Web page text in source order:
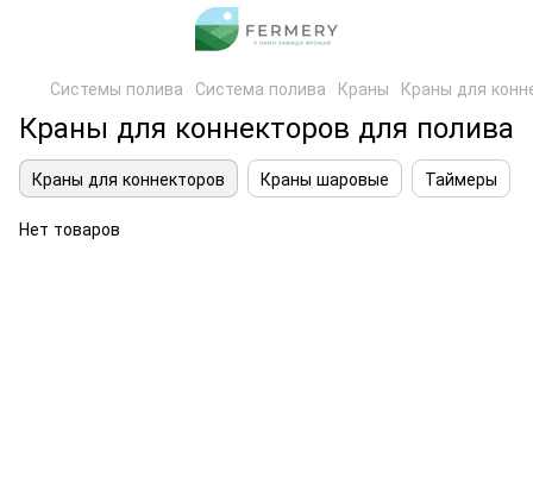
Системы полива Система полива Краны Краны для
Краны для коннекторов для полива
Краны для коннекторов Краны шаровые Таймеры
Нет товаров